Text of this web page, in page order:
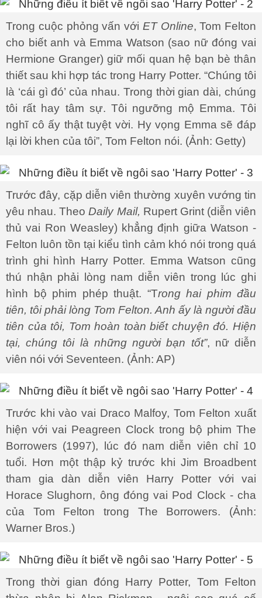
Trong cuộc phỏng vấn với ET Online, Tom Felton
cho biết anh và Emma Watson (sao nữ đóng vai
Hermione Granger) giữ mối quan hệ bạn bè thân
thiết sau khi hợp tác trong Harry Potter. “Chúng tôi
là ‘cái gì đó’ của nhau. Trong thời gian dài, chúng
tôi rất hay tâm sự. Tôi ngưỡng mộ Emma. Tôi
nghĩ cô ấy thật tuyệt vời. Hy vọng Emma sẽ đáp
lại lời khen của tôi”, Tom Felton nói. (Ảnh: Getty)
Trước đây, cặp diễn viên thường xuyên vướng tin
yêu nhau. Theo Daily Mail, Rupert Grint (diễn viên
thủ vai Ron Weasley) khẳng định giữa Watson -
Felton luôn tồn tại kiểu tình cảm khó nói trong quá
trình ghi hình Harry Potter. Emma Watson cũng
thú nhận phải lòng nam diễn viên trong lúc ghi
hình bộ phim phép thuật. “Trong hai phim đầu
tiên, tôi phải lòng Tom Felton. Anh ấy là người đầu
tiên của tôi, Tom hoàn toàn biết chuyện đó. Hiện
tại, chúng tôi là những người bạn tốt”, nữ diễn
viên nói với Seventeen. (Ảnh: AP)
Trước khi vào vai Draco Malfoy, Tom Felton xuất
hiện với vai Peagreen Clock trong bộ phim The
Borrowers (1997), lúc đó nam diễn viên chỉ 10
tuổi. Hơn một thập kỷ trước khi Jim Broadbent
tham gia dàn diễn viên Harry Potter với vai
Horace Slughorn, ông đóng vai Pod Clock - cha
của Tom Felton trong The Borrowers. (Ảnh:
Warner Bros.)
Trong thời gian đóng Harry Potter, Tom Felton